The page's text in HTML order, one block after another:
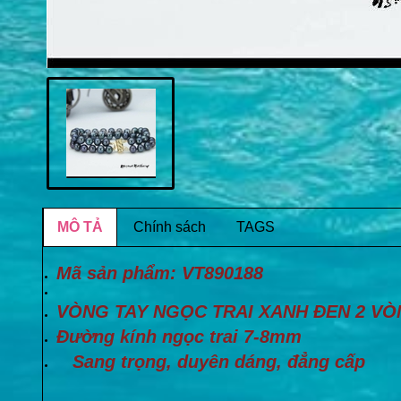
MÔ TẢ Chính sách TAGS
Mã sản phẩm: VT890188
VÒNG TAY NGỌC TRAI XANH ĐEN 2
Đường kính ngọc trai 7-8mm
Sang trọng, duyên dáng, đẳng cấp